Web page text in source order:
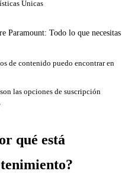
Únicas
Paramount: Todo lo que necesitas
de contenido puedo encontrar en
las opciones de suscripción
qué está